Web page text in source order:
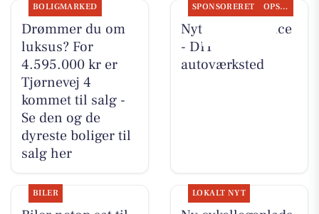
BOLIGMARKED
Drømmer du om
luksus? For
4.595.000 kr er
Tjørnevej 4
kommet til salg -
Se den og de
dyreste boliger til
salg her
SPONSORERET OPSLAGSTAVLEN
Nyt fra Rs-Service
- DIT
autoværksted
BILER LOKALT NYT